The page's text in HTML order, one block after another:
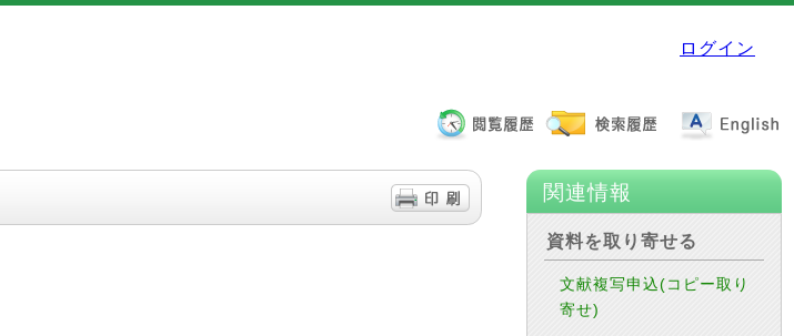
ログイン
関連情報
資料を取り寄せる
文献複写申込(コピー取り
寄せ)